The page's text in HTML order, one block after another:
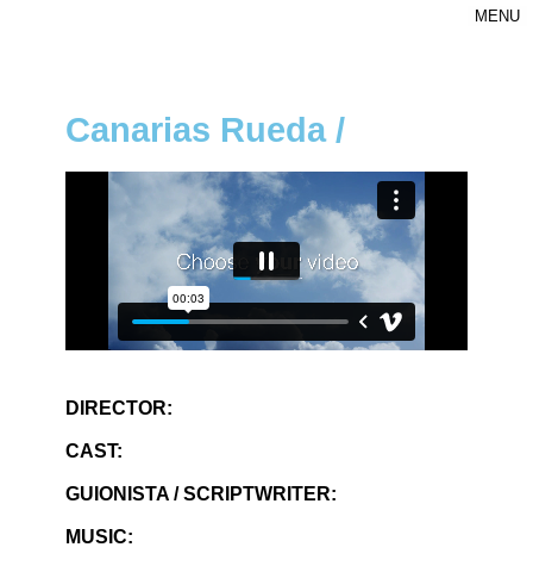
MENU
Canarias Rueda/
DIRECTOR:
CAST:
GUIONISTA / SCRIPTWRITER:
MUSIC: